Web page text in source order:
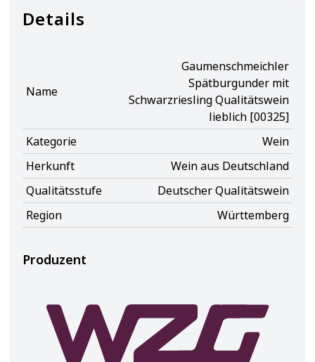
Details
Name
Gaumenschmeichler
Spätburgunder mit
Schwarzriesling Qualitätswein
lieblich [00325]
Kategorie
Wein
Herkunft
Wein aus Deutschland
Qualitätsstufe
Deutscher Qualitätswein
Region
Württemberg
Produzent